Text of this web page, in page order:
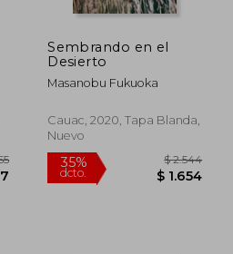
dcto.
Sembrando en el
Desierto
Masanobu Fukuoka
Cauac, 2020, Tapa Blanda,
Nuevo